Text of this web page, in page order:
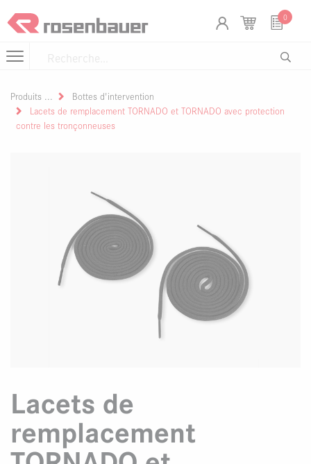
0
Produits
Bottes d'intervention
Lacets de remplacement TORNADO et TORNADO avec protection
contre les tronçonneuses
Lacets de
remplacement